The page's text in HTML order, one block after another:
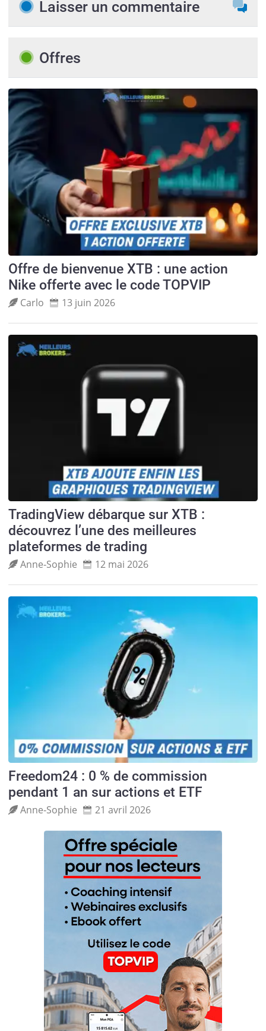
Laisser un commentaire
Offres
Offre de bienvenue XTB : une action
Nike offerte avec le code TOPVIP
Carlo 13 juin 2026
TradingView débarque sur XTB :
découvrez l’une des meilleures
plateformes de trading
Anne‑Sophie 12 mai 2026
Freedom24 : 0 % de commission
pendant 1 an sur actions et ETF
Anne‑Sophie 21 avril 2026